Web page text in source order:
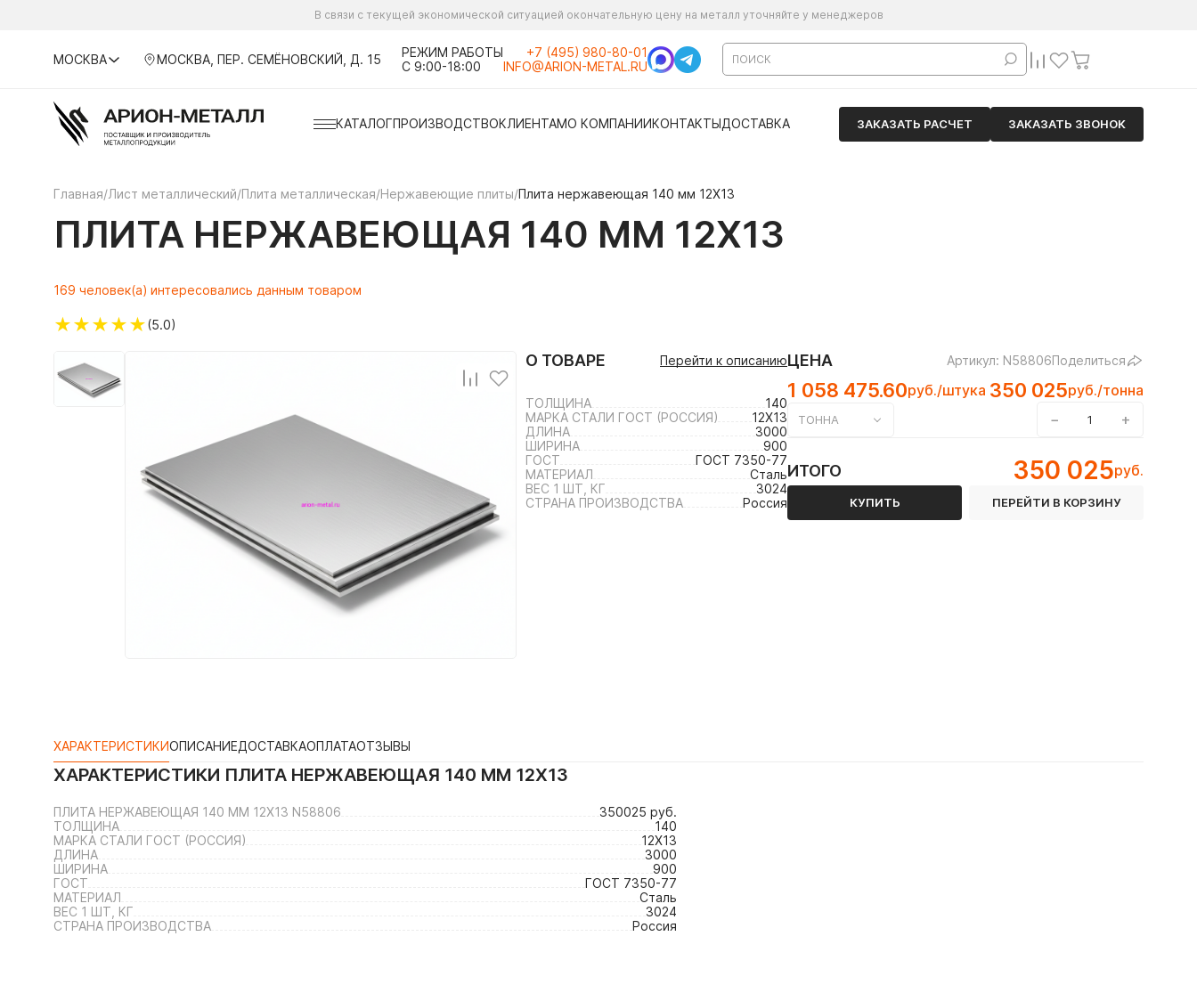
В связи с текущей экономической ситуацией окончательную цену на металл уточняйте у менеджеров
МОСКВА МОСКВА, ПЕР. СЕМЁНОВСКИЙ, Д. 15
РЕЖИМ РАБОТЫ
С 9:00-18:00
+7 (495) 980-80-01
INFO@ARION-METAL.RU
КАТАЛОГПРОИЗВОДСТВОКЛИЕНТАМО КОМПАНИИКОНТАКТЫДОСТАВКА ЗАКАЗАТЬ РАСЧЕТ ЗАКАЗАТЬ ЗВОНОК
Главная/Лист металлический/Плита металлическая/Нержавеющие плиты/Плита нержавеющая 140 мм 12Х13
ПЛИТА НЕРЖАВЕЮЩАЯ 140 ММ 12Х13
169 человек(а) интересовались данным товаром
★★★★★(5.0)
О ТОВАРЕ Перейти к описанию
ТОЛЩИНА
140
МАРКА СТАЛИ ГОСТ (РОССИЯ)
12Х13
ДЛИНА
3000
ШИРИНА
900
ГОСТ
ГОСТ 7350-77
МАТЕРИАЛ
Сталь
ВЕС 1 ШТ, КГ
3024
СТРАНА ПРОИЗВОДСТВА
Россия
ЦЕНА Артикул: N58806Поделиться
1 058 475.60руб./штука 350 025руб./тонна
ТОННА − +
ИТОГО 350 025руб.
КУПИТЬ ПЕРЕЙТИ В КОРЗИНУ
ХАРАКТЕРИСТИКИОПИСАНИЕДОСТАВКАОПЛАТАОТЗЫВЫ
ХАРАКТЕРИСТИКИ ПЛИТА НЕРЖАВЕЮЩАЯ 140 ММ 12Х13
ПЛИТА НЕРЖАВЕЮЩАЯ 140 ММ 12Х13 N58806
350025 руб.
ТОЛЩИНА
140
МАРКА СТАЛИ ГОСТ (РОССИЯ)
12Х13
ДЛИНА
3000
ШИРИНА
900
ГОСТ
ГОСТ 7350-77
МАТЕРИАЛ
Сталь
ВЕС 1 ШТ, КГ
3024
СТРАНА ПРОИЗВОДСТВА
Россия